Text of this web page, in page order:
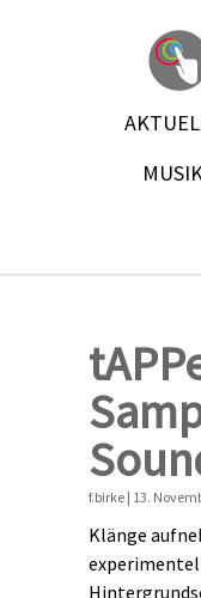
f.birke | 13.
Klänge